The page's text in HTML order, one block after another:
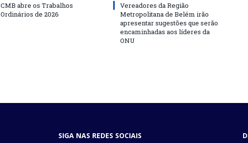
CMB abre os Trabalhos
Ordinários de 2026
Vereadores da Região
Metropolitana de Belém irão
apresentar sugestões que serão
encaminhadas aos líderes da
ONU
SIGA NAS REDES SOCIAIS